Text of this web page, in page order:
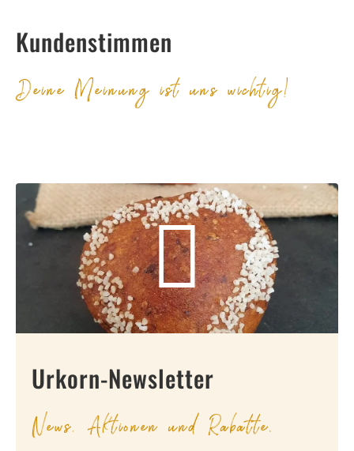
Kundenstimmen
Deine Meinung ist uns wichtig!
Urkorn-Newsletter
News, Aktionen und Rabatte.